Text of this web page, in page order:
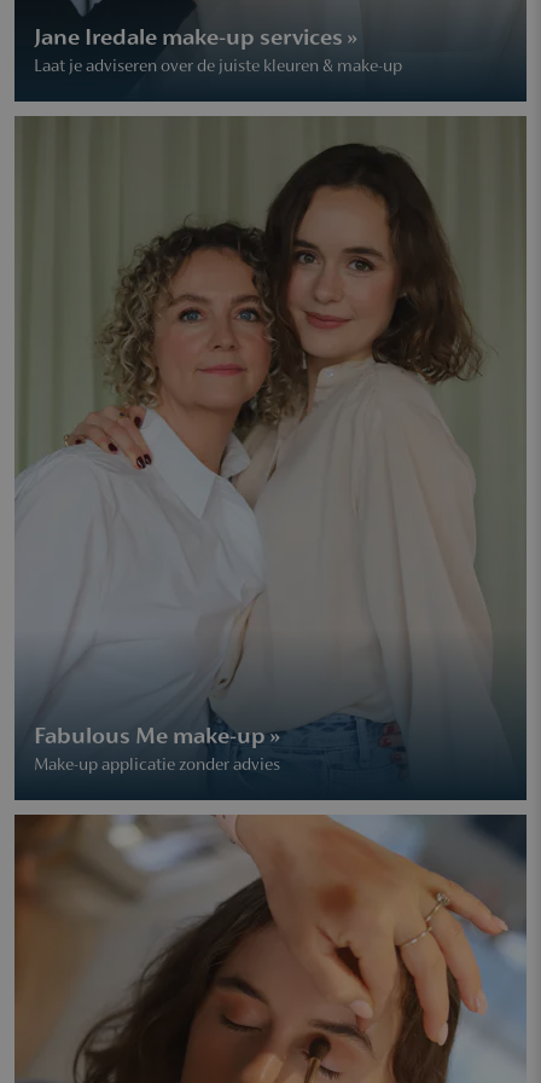
Laat je adviseren over de juiste kleuren & make-up
Jane Iredale make-up services »
Make-up applicatie zonder advies
Fabulous Me make-up »